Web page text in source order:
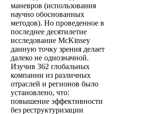
маневров (использования
научно обоснованных
методов). Но проведенное в
последнее десятилетие
исследование McKinsey
данную точку зрения делает
далеко не однозначной.
Изучив 362 глобальных
компании из различных
отраслей и регионов было
установлено, что:
повышение эффективности
без реструктуризации